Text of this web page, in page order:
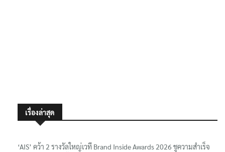
เรื่องล่าสุด
‘AIS’ คว้า 2 รางวัลใหญ่เวที Brand Inside Awards 2026 ชูความสำเร็จ